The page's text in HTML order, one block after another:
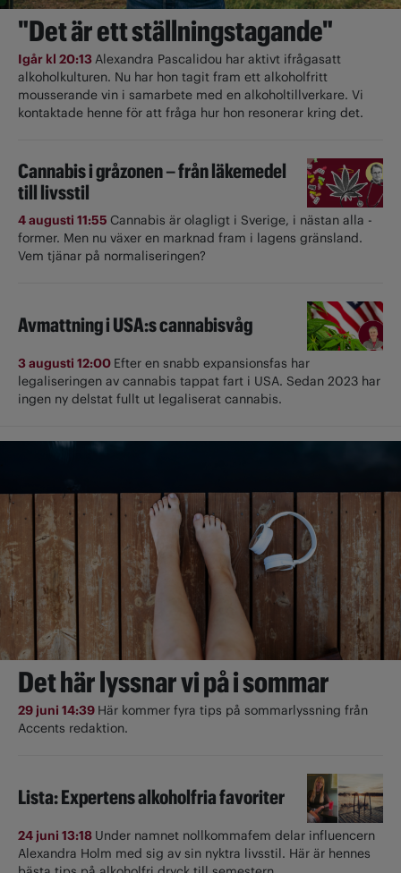
"Det är ett ställningstagande"
Igår kl 20:13Alexandra Pascalidou har aktivt ifrågasatt
alkoholkulturen. Nu har hon tagit fram ett alkoholfritt
mousserande vin i samarbete med en alkoholtillverkare. Vi
kontaktade henne för att fråga hur hon resonerar kring det.
Cannabis i gråzonen – från läkemedel
till livsstil
4 augusti 11:55 Cannabis är olagligt i ­Sverige, i nästan alla ­
former. Men nu växer en marknad fram i lagens gränsland.
Vem tjänar på normaliseringen?
Avmattning i USA:s cannabisvåg
3 augusti 12:00 Efter en snabb expansionsfas har
legaliseringen av cannabis tappat fart i USA. Sedan 2023 har
ingen ny delstat fullt ut ­legaliserat cannabis.
Det här lyssnar vi på i sommar
29 juni 14:39 Här kommer fyra tips på sommarlyssning från
Accents redaktion.
Lista: Expertens alkoholfria favoriter
24 juni 13:18 Under namnet nollkommafem delar influencern
Alexandra Holm med sig av sin nyktra livsstil. Här är hennes